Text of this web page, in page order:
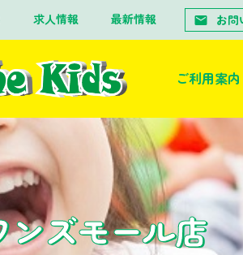
求人情報 最新情報 お問
ご利用案内
ンズモール店